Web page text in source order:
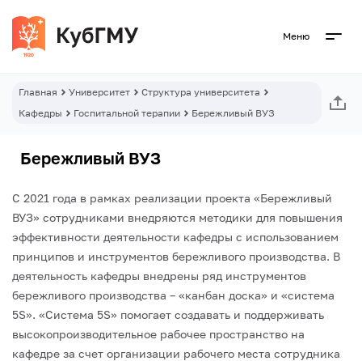
Меню
Главная Университет
Структура университета
Кафедры
Госпитальной терапии Бережливый ВУЗ
Бережливый ВУЗ
С 2021 года в рамках реализации проекта «Бережливый
ВУЗ» сотрудниками внедряются методики для повышения
эффективности деятельности кафедры с использованием
принципов и инструментов бережливого производства. В
деятельность кафедры внедрены ряд инструментов
бережливого производства – «канбан доска» и «система
5S». «Система 5S» помогает создавать и поддерживать
высокопроизводительное рабочее пространство на
кафедре за счет организации рабочего места сотрудника